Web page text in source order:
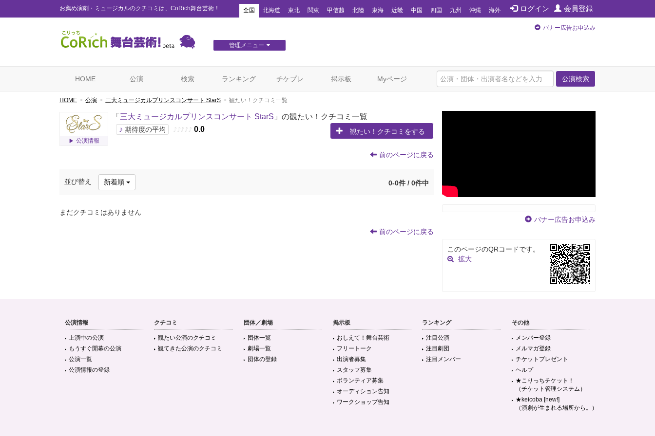
お薦め演劇・ミュージカルのクチコミは、CoRich舞台芸術！ ログイン 会員登録
全国 北海道 東北 関東 甲信越 北陸 東海 近畿 中国 四国 九州 沖縄 海外
管理メニュー
バナー広告お申込み
公演検索
HOME 公演 検索 ランキング チケプレ 掲示板 Myページ
HOME 公演 三大ミュージカルプリンスコンサート StarS 観たい！クチコミ一覧
公演情報
「 三大ミュージカルプリンスコンサート StarS 」の観たい！クチコミ一覧
♪ 期待度の平均 ♪ ♪ ♪ ♪ ♪ 0.0 観たい！クチコミをする
前のページに戻る
並び替え 新着順 0-0件 / 0件中
まだクチコミはありません
前のページに戻る
バナー広告お申込み
このページのQRコードです。
拡大
公演情報
上演中の公演
もうすぐ開幕の公演
公演一覧
公演情報の登録
クチコミ
観たい公演のクチコミ
観てきた公演のクチコミ
団体／劇場
団体一覧
劇場一覧
団体の登録
掲示板
おしえて！舞台芸術
フリートーク
出演者募集
スタッフ募集
ボランティア募集
オーディション告知
ワークショップ告知
ランキング
注目公演
注目劇団
注目メンバー
その他
メンバー登録
メルマガ登録
チケットプレゼント
ヘルプ
★こりっちチケット！
（チケット管理システム）
★keicoba [new!]
（演劇が生まれる場所から。）